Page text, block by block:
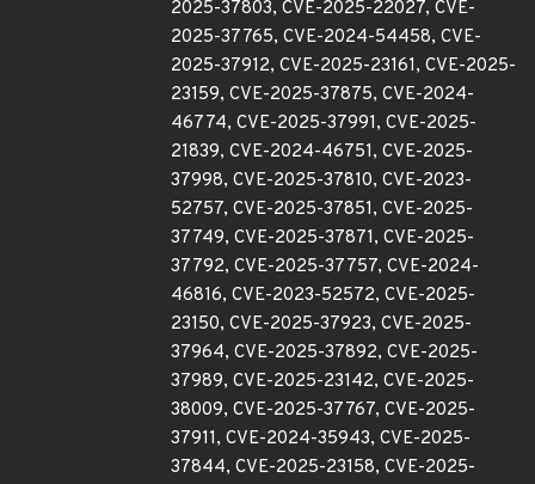
2025-37803, CVE-2025-22027, CVE-
2025-37765, CVE-2024-54458, CVE-
2025-37912, CVE-2025-23161, CVE-2025-
23159, CVE-2025-37875, CVE-2024-
46774, CVE-2025-37991, CVE-2025-
21839, CVE-2024-46751, CVE-2025-
37998, CVE-2025-37810, CVE-2023-
52757, CVE-2025-37851, CVE-2025-
37749, CVE-2025-37871, CVE-2025-
37792, CVE-2025-37757, CVE-2024-
46816, CVE-2023-52572, CVE-2025-
23150, CVE-2025-37923, CVE-2025-
37964, CVE-2025-37892, CVE-2025-
37989, CVE-2025-23142, CVE-2025-
38009, CVE-2025-37767, CVE-2025-
37911, CVE-2024-35943, CVE-2025-
37844, CVE-2025-23158, CVE-2025-